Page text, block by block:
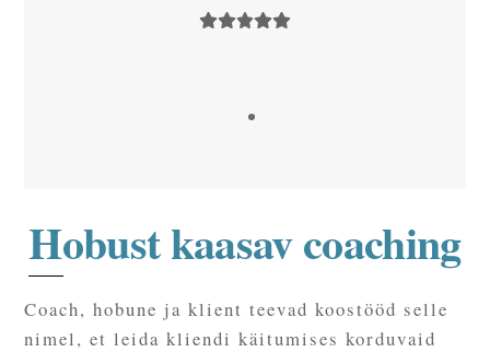
Hobust kaasav coaching
Coach, hobune ja klient teevad koostööd selle
nimel, et leida kliendi käitumises korduvaid